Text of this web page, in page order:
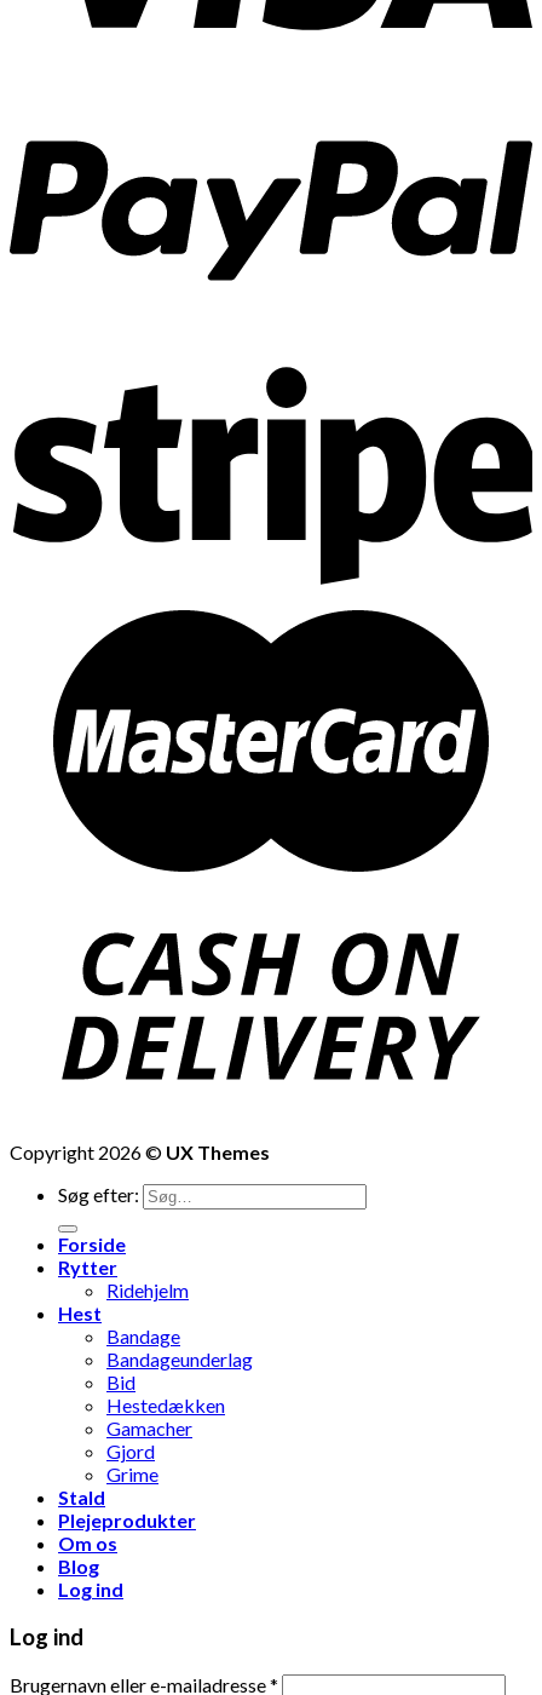
Copyright 2026 © UX Themes
Søg efter:
Forside
Rytter
Ridehjelm
Hest
Bandage
Bandageunderlag
Bid
Hestedækken
Gamacher
Gjord
Grime
Stald
Plejeprodukter
Om os
Blog
Log ind
Log ind
Brugernavn eller e-mailadresse*